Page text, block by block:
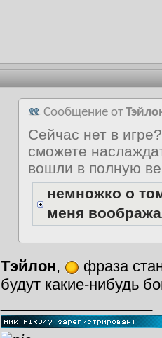
Сообщение от
Сейчас нет в
сможете
вошли в полную
немножко о
меня
Тэйлон,
фраза
будут какие-нибудь